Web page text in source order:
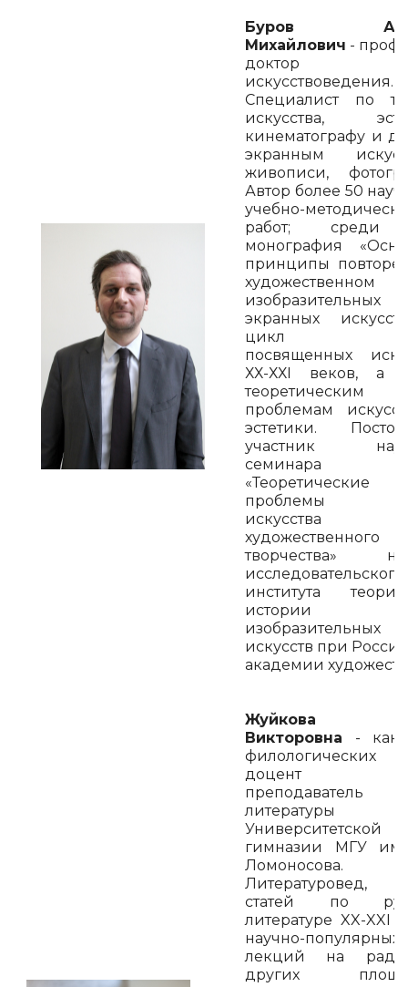
Буров
Михайлович -
доктор
искусствоведения.
Специалист по
искусства,
кинематографу и
экранным
живописи,
Автор более 50
учебно-
работ; среди
монография
принципы
художественном
экранных
цикл
посвященных
ХХ-ХХI веков, а
теоретическим
проблемам
эстетики.
участник
семинара
«Теоретические
проблемы
художественного
творчества»
исследовательского
института
истории
изобразительных
искусств при
академии
Жуйкова
Викторовна -
филологических
доцент
преподаватель
литературы
Университетской
гимназии МГУ
Ломоносова.
Литературовед,
статей по
литературе XX-XXI
научно-популярных
лекций на
других